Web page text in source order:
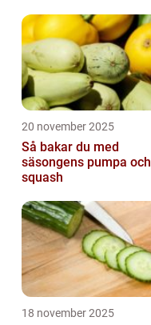
20 november 2025
Så bakar du med
säsongens pumpa och
squash
18 november 2025